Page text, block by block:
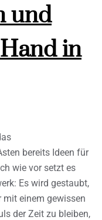
und
in
bereits Ideen für
wie vor setzt es
Es wird gestaubt,
mit einem gewissen
der Zeit zu bleiben,